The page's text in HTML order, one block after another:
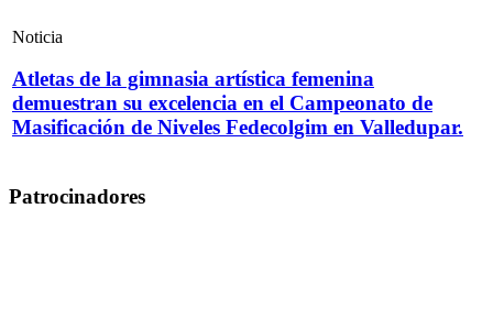
Noticia
Atletas de la gimnasia artística femenina
demuestran su excelencia en el Campeonato de
Masificación de Niveles Fedecolgim en Valledupar.
Patrocinadores